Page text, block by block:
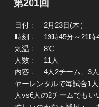
日:
第201回
日付： 2月23日(木）
時刻： 19時45分～21時
気温： 8℃
人数： 11人
内容： 4人2チーム、3
ヤーレンタルで毎試合1
人vs6人の2チームでも